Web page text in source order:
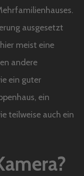
ausgesetzt
meist eine
andere
ein guter
ein
teilweise auch ein